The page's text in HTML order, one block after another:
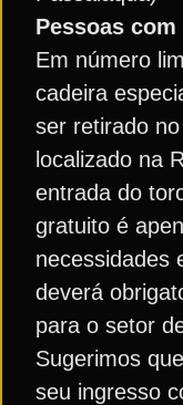
Pessoas
Em número
cadeira
ser retirado
localizado na
entrada do
gratuito é
necessidades
deverá
para o setor
Sugerimos
seu ingresso